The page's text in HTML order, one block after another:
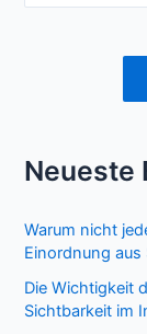
Neueste
Warum nicht
Einordnung aus
Die Wichtigkeit
Sichtbarkeit im